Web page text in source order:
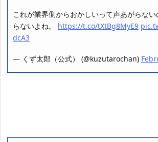
これが業界側からおかしいって声あがらない
らないよね。 https://t.co/tXtBg8MyE9
dcA3
— くず太郎（公式） (@kuzutarochan)